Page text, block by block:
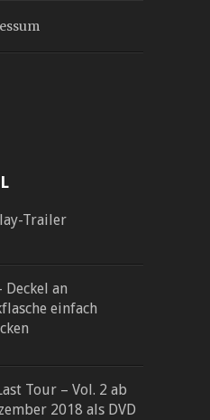
Trailer
Deckel an
einfach
Tour – Vol. 2 ab
2018 als DVD